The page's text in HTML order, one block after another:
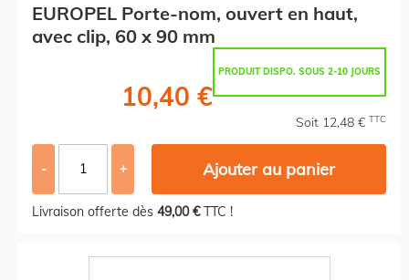
EUROPEL Porte-nom, ouvert en haut,
avec clip, 60 x 90 mm
PRODUIT DISPO. SOUS 2-10 JOURS
10,40 €
Soit 12,48 € TTC
- + Ajouter au panier
Livraison offerte dès 49,00 €TTC !